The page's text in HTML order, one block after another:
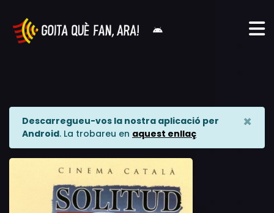
Descarregueu-vos la nostra aplicació per
Android. La trobareu en aquest enllaç
×